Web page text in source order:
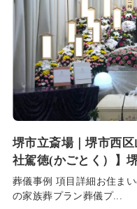
堺市立斎場｜堺市西
社駕徳(かごとく）】
葬儀事例 項目詳細お住ま
の家族葬プラン葬儀プ...